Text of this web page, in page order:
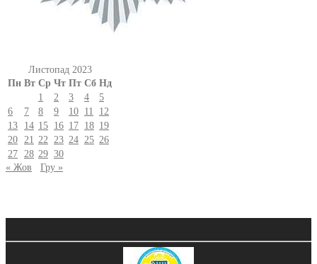
Листопад 2023
Пн Вт Ср Чт Пт Сб Нд
1
2 3 4
5
6
7 8 9 10 11
12
13
14 15 16 17 18 19
20 21 22 23 24 25 26
27 28 29 30
« Жов
Гру »